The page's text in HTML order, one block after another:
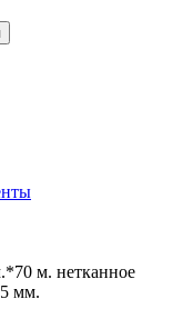
м. нетканное
мм.